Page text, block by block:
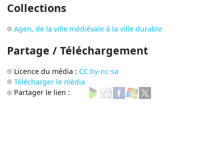
Collections
Agen, de la ville médiévale à la ville durable
Partage / Téléchargement
Licence du média : CC by-nc-sa
Télécharger le média
Partager le lien :